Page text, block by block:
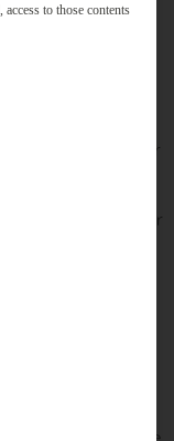
zur
bietet jeder
ihren Eintrag
(die sog.
kann der
werden.
etwaige
Wahlsystems
to those contents